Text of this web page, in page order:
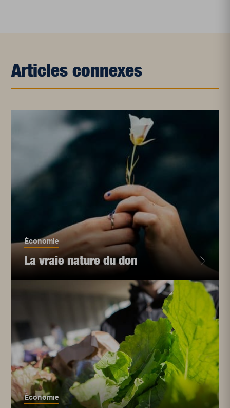
Articles connexes
Économie
La vraie nature du don
Économie